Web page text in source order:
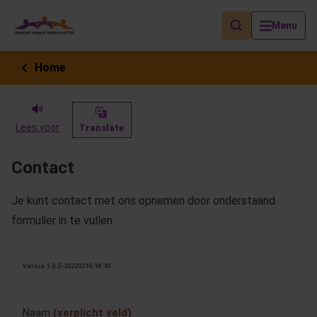
Menu
Als de resultaten voor automatisch aanvullen beschikbaar zijn,
Home
Lees voor Translate
Contact
Je kunt contact met ons opnemen door onderstaand
formulier in te vullen.
Versie 1.0.2-20220210.14:30
Naam (verplicht veld)